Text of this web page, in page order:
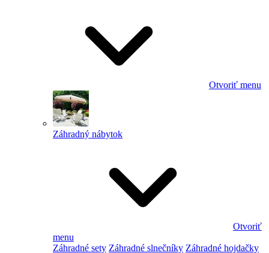
Otvoriť menu
Záhradný nábytok
Otvoriť
menu
Záhradné sety Záhradné slnečníky Záhradné hojdačky